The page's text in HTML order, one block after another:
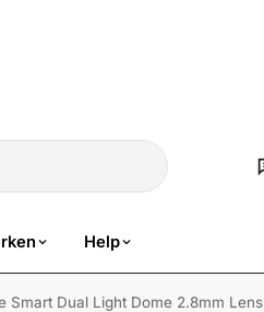
Zoeken
Help
Smart Dual Light Dome 2.8mm Lens